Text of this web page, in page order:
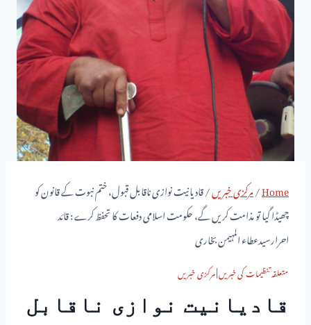
Home
/مرکزی خبریں/قادیانیت نوازی ناقابل قبول، ختم نبوت کے قانون کو
چھیڈا گیا تو مذامت کریں گے، حکومت اسلامی دفعات کا تحفظ کرے : قائد
احرارسیدعطاء المہیمن بخاری
متعلقہ تنظیمات کی خبریں|مرکزی خبریں
قادیانیت نوازی ناقابل